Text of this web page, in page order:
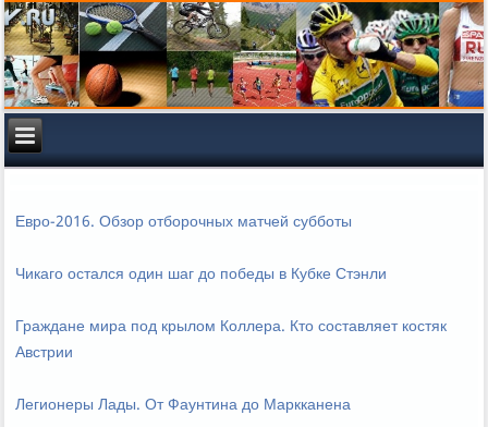
Евро-2016. Обзор отборочных матчей субботы
Чикаго остался один шаг до победы в Кубке Стэнли
Граждане мира под крылом Коллера. Кто составляет костяк
Австрии
Легионеры Лады. От Фаунтина до Маркканена